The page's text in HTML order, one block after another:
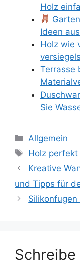
Holz
Ideen
Holz wie
Terrasse
Sie
Kategorien
Allgemein
Holz
Kreative
und Tipps für